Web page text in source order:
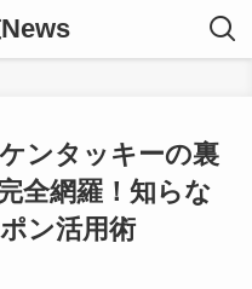
ケンタッキーの裏
全網羅！知らな
ン活用術